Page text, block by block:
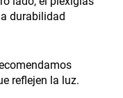
durabilidad
reflejen la luz.